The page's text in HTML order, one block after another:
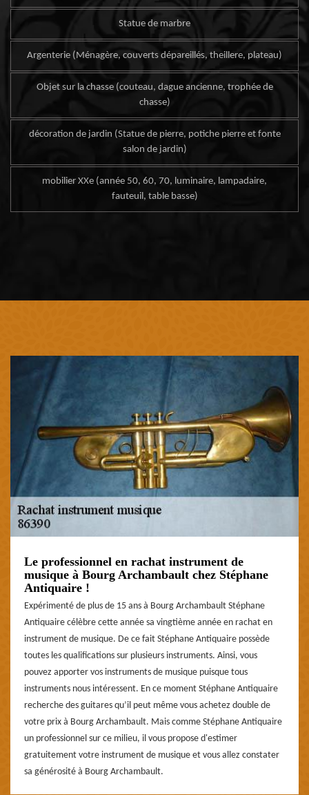
Statue de marbre
Argenterie (Ménagère, couverts dépareillés, theillere, plateau)
Objet sur la chasse (couteau, dague ancienne, trophée de
chasse)
décoration de jardin (Statue de pierre, potiche pierre et fonte
salon de jardin)
mobilier XXe (année 50, 60, 70, luminaire, lampadaire,
fauteuil, table basse)
Le professionnel en rachat instrument de
musique à Bourg Archambault chez Stéphane
Antiquaire !
Expérimenté de plus de 15 ans à Bourg Archambault Stéphane
Antiquaire célèbre cette année sa vingtième année en rachat en
instrument de musique. De ce fait Stéphane Antiquaire possède
toutes les qualifications sur plusieurs instruments. Ainsi, vous
pouvez apporter vos instruments de musique puisque tous
instruments nous intéressent. En ce moment Stéphane Antiquaire
recherche des guitares qu’il peut même vous achetez double de
votre prix à Bourg Archambault. Mais comme Stéphane Antiquaire
un professionnel sur ce milieu, il vous propose d'estimer
gratuitement votre instrument de musique et vous allez constater
sa générosité à Bourg Archambault.